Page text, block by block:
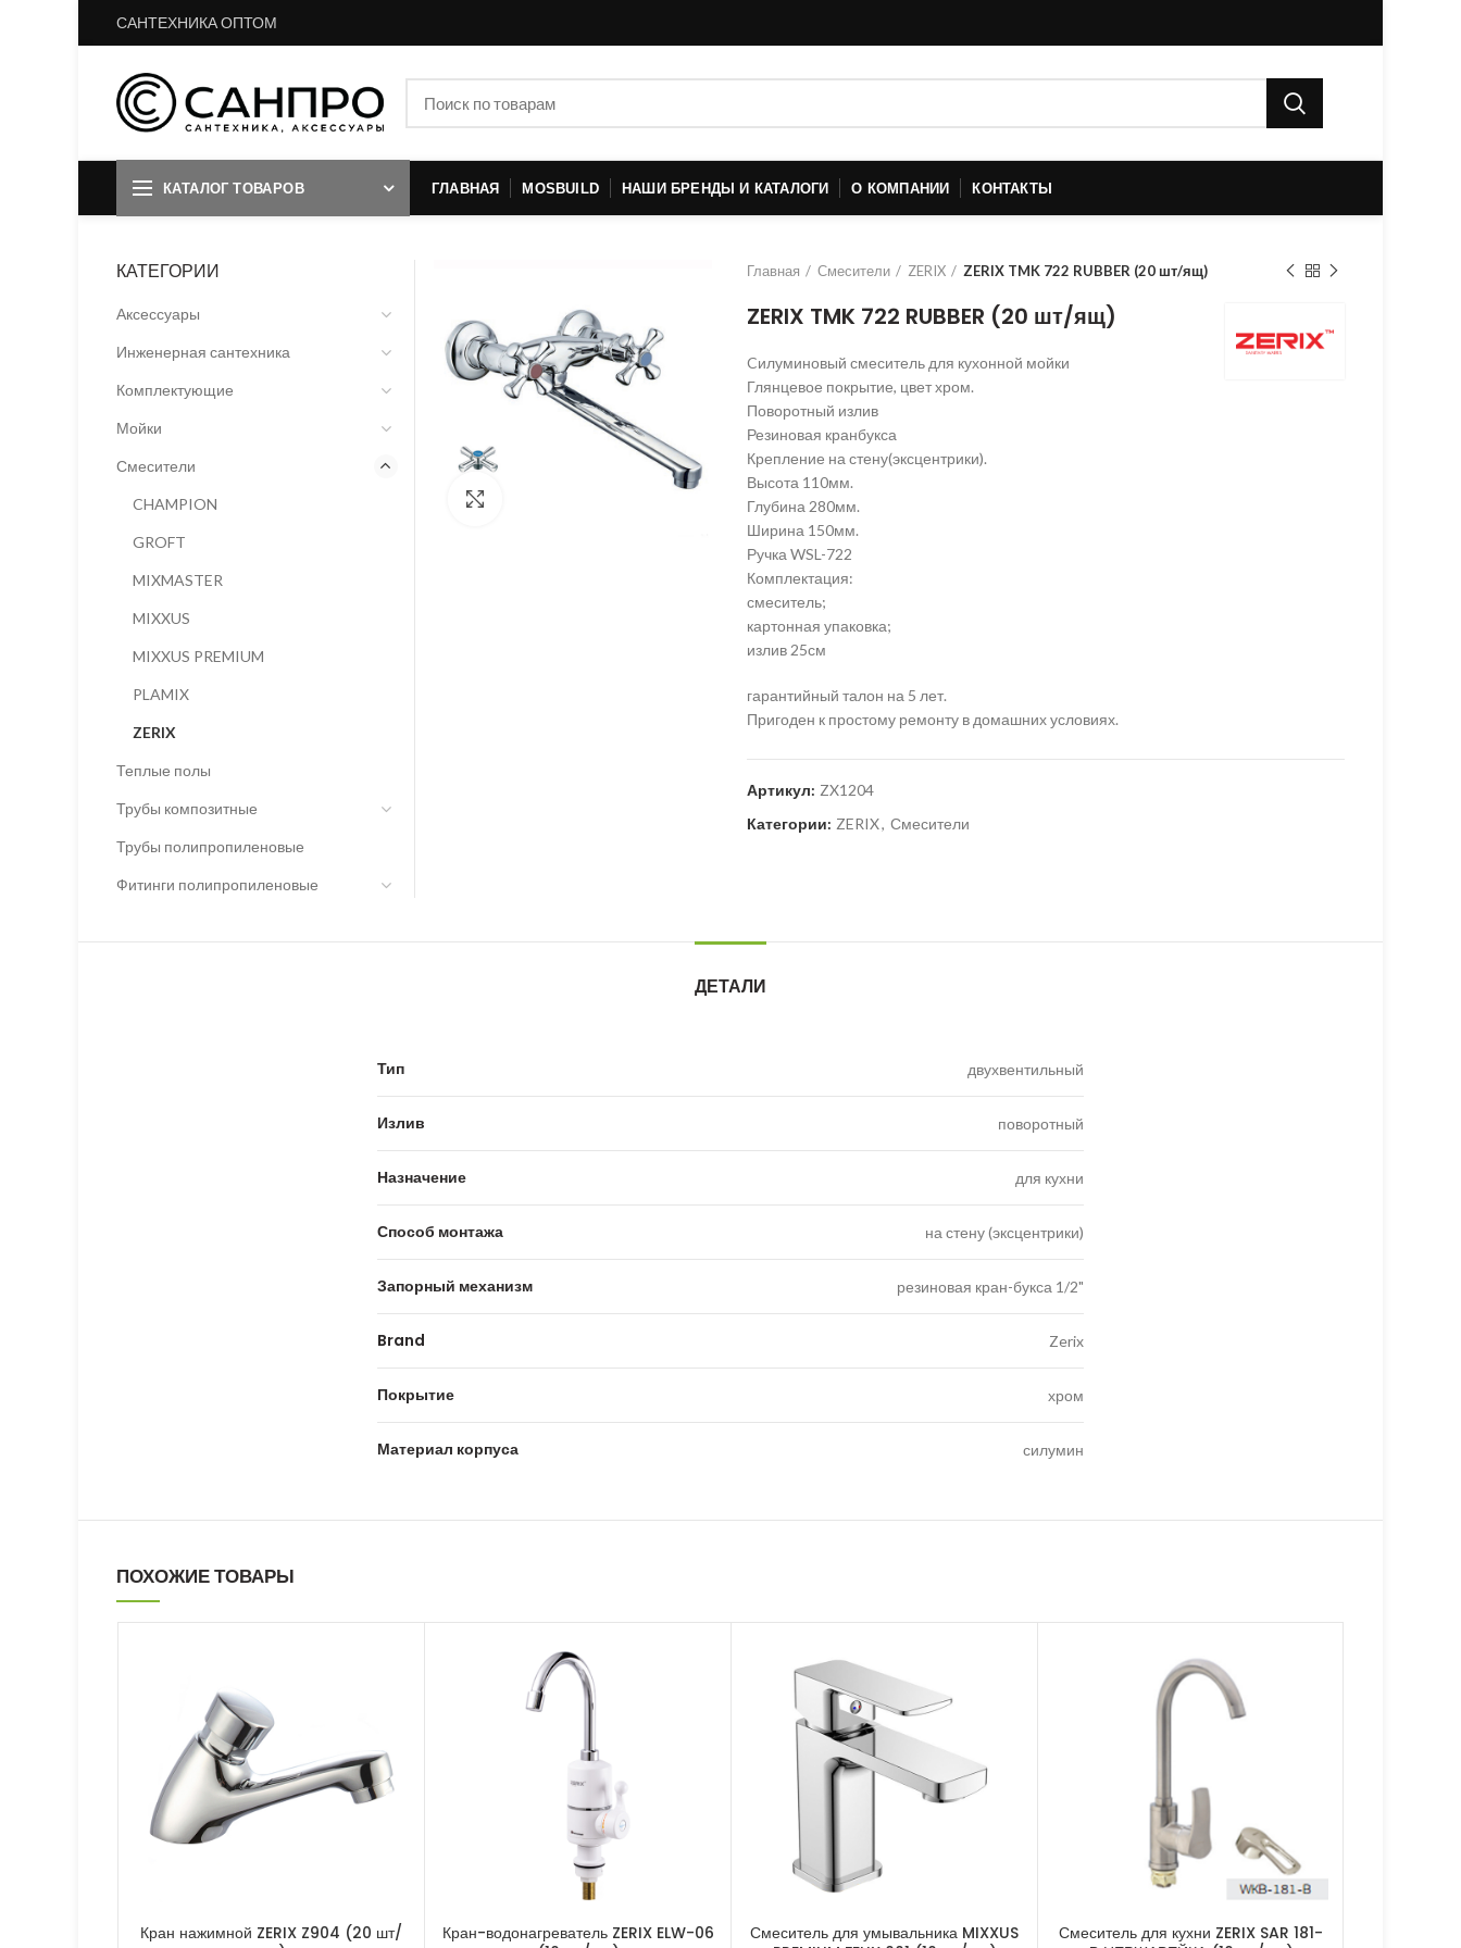
САНТЕХНИКА ОПТОМ
КАТАЛОГ ТОВАРОВ ГЛАВНАЯ MOSBUILD НАШИ БРЕНДЫ И КАТАЛОГИ О КОМПАНИИ КОНТАКТЫ
Главная Смесители ZERIX ZERIX TMK 722 RUBBER (20 шт/ящ)
ZERIX TMK 722 RUBBER (20 шт/ящ)
Cилуминовый смеситель для кухонной мойки
Глянцевое покрытие, цвет хром.
Поворотный излив
Резиновая кранбукса
Крепление на стену(эксцентрики).
Высота 110мм.
Глубина 280мм.
Ширина 150мм.
Ручка WSL-722
Комплектация:
смеситель;
картонная упаковка;
излив 25см
гарантийный талон на 5 лет.
Пригоден к простому ремонту в домашних условиях.
Артикул: ZX1204
Категории: ZERIX, Смесители
КАТЕГОРИИ
Аксессуары
Инженерная сантехника
Комплектующие
Мойки
Смесители
CHAMPION
GROFT
MIXMASTER
MIXXUS
MIXXUS PREMIUM
PLAMIX
ZERIX
Теплые полы
Трубы композитные
Трубы полипропиленовые
Фитинги полипропиленовые
ДЕТАЛИ
Тип двухвентильный
Излив поворотный
Назначение для кухни
Способ монтажа на стену (эксцентрики)
Запорный механизм резиновая кран-букса 1/2"
Brand Zerix
Покрытие хром
Материал корпуса силумин
ПОХОЖИЕ ТОВАРЫ
Кран нажимной ZERIX Z904 (20 шт/
Кран-водонагреватель ZERIX ELW-06
Смеситель для умывальника MIXXUS
Смеситель для кухни ZERIX SAR 181-